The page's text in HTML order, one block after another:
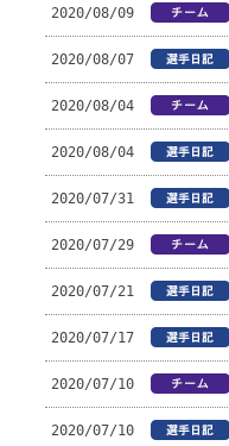
2020/08/09
2020/08/07
2020/08/04
2020/08/04
2020/07/31
2020/07/29
2020/07/21
2020/07/17
2020/07/10
2020/07/10